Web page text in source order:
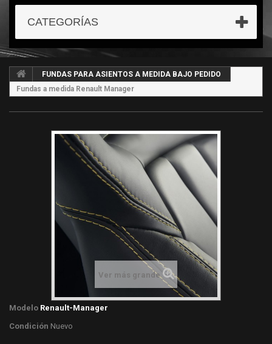
CATEGORÍAS
FUNDAS PARA ASIENTOS A MEDIDA BAJO PEDIDO
Fundas a medida Renault Manager
Ver más grande
Modelo Renault-Manager
Condición Nuevo